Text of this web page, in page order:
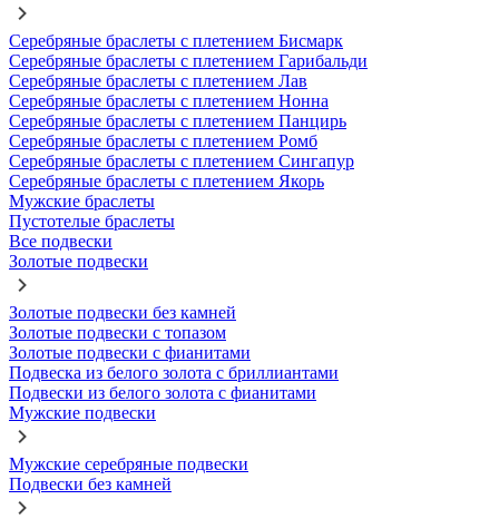
Серебряные браслеты с плетением Бисмарк
Серебряные браслеты с плетением Гарибальди
Серебряные браслеты с плетением Лав
Серебряные браслеты с плетением Нонна
Серебряные браслеты с плетением Панцирь
Серебряные браслеты с плетением Ромб
Серебряные браслеты с плетением Сингапур
Серебряные браслеты с плетением Якорь
Мужские браслеты
Пустотелые браслеты
Все подвески
Золотые подвески
Золотые подвески без камней
Золотые подвески с топазом
Золотые подвески с фианитами
Подвеска из белого золота с бриллиантами
Подвески из белого золота с фианитами
Мужские подвески
Мужские серебряные подвески
Подвески без камней